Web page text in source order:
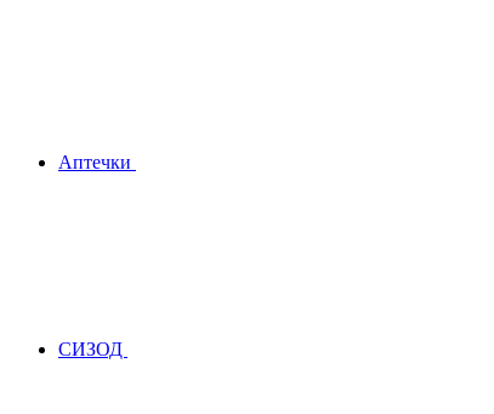
Аптечки
СИЗОД